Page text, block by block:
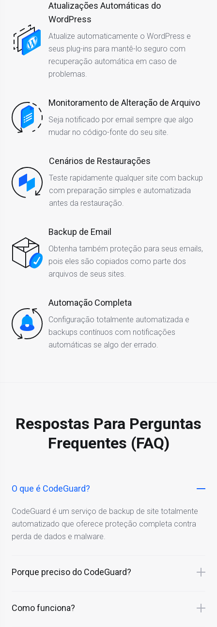
Atualizações Automáticas do
WordPress
Atualize automaticamente o WordPress e
seus plug-ins para mantê-lo seguro com
recuperação automática em caso de
problemas.
Monitoramento de Alteração de Arquivo
Seja notificado por email sempre que algo
mudar no código-fonte do seu site.
Cenários de Restaurações
Teste rapidamente qualquer site com backup
com preparação simples e automatizada
antes da restauração.
Backup de Email
Obtenha também proteção para seus emails,
pois eles são copiados como parte dos
arquivos de seus sites.
Automação Completa
Configuração totalmente automatizada e
backups contínuos com notificações
automáticas se algo der errado.
Respostas Para Perguntas
Frequentes (FAQ)
O que é CodeGuard?
CodeGuard é um serviço de backup de site totalmente
automatizado que oferece proteção completa contra
perda de dados e malware.
Porque preciso do CodeGuard?
Como funciona?